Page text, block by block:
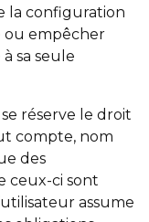
la configuration
ou empêcher
sa seule
se réserve le droit
compte, nom
des
ceux-ci sont
assume